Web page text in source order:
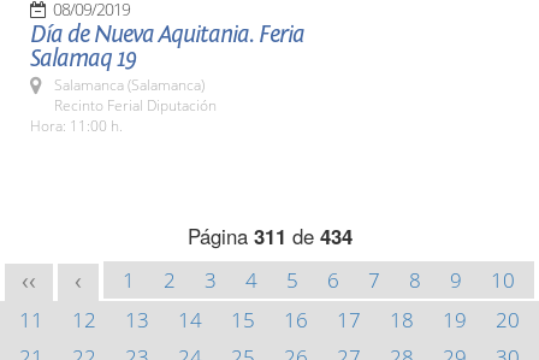
08/09/2019
Día de Nueva Aquitania. Feria
Salamaq 19
Salamanca (Salamanca)
Recinto Ferial Diputación
Hora: 11:00 h.
Página 311 de 434
<< < 1 2 3 4 5 6 7 8 9
10
11
12 13 14 15 16 17 18 19
20